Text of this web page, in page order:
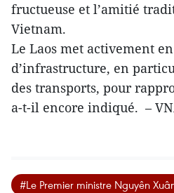
fructueuse et l’amitié
Vietnam.
Le Laos met activement
d’infrastructure, en
des transports, pour
a-t-il encore indiqué. –
#Le Premier ministre Nguyên